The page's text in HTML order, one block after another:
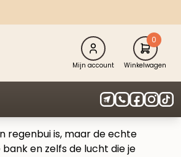
Mijn account
0
Winkelwagen
regenbui is, maar de echte
en zelfs de lucht die je